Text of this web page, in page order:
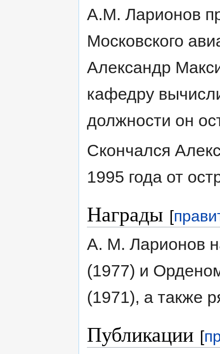
А.М. Ларионов
Московского
Александр
кафедру
должности он
Скончался
1995 года от
Награды [
А. М. Ларионов
(1977) и
(1971), а также
Публикации [